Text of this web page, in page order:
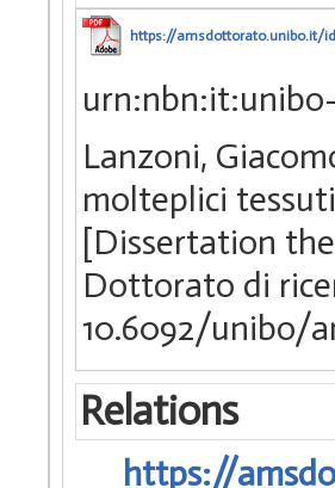
https://amsdottorato.unibo.it/
Lanzoni,
molteplici
[Dissertation
Dottorato di
10.6092/unibo/
Relations
https://